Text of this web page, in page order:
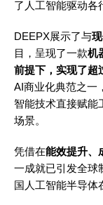
了人工智能驱动各
DEEPX展示了与
目，呈现了一款机
前提下，实现了超
AI商业化典范之一
智能技术直接赋能
场景。
凭借在能效提升、
一成就已引发全球
国人工智能半导体